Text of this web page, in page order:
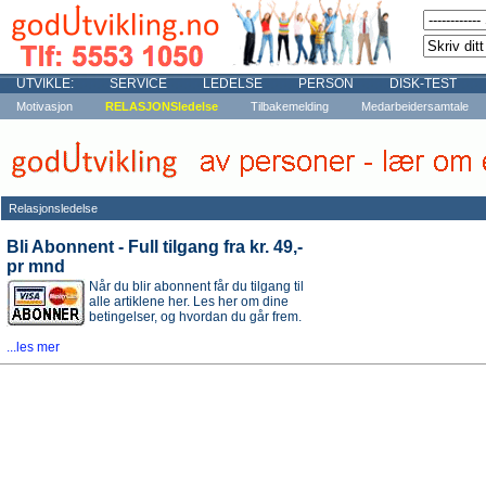
UTVIKLE: SERVICE LEDELSE PERSON DISK-TEST
Motivasjon RELASJONSledelse Tilbakemelding Medarbeidersamtale
Relasjonsledelse
Bli Abonnent - Full tilgang fra kr. 49,-
pr mnd
Når du blir abonnent får du tilgang til
alle artiklene her. Les her om dine
betingelser, og hvordan du går frem.
...les mer